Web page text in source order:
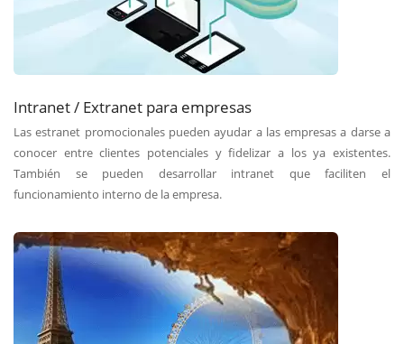
Intranet / Extranet para empresas
Las estranet promocionales pueden ayudar a las empresas a darse a
conocer entre clientes potenciales y fidelizar a los ya existentes.
También se pueden desarrollar intranet que faciliten el
funcionamiento interno de la empresa.